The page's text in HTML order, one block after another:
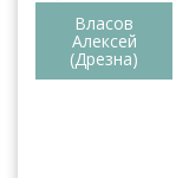
Власов
Алексей
(Дрезна)